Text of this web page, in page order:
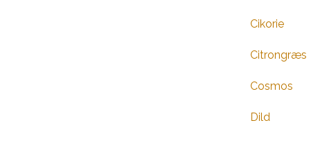
Cikorie
Citrongræs
Cosmos
Dild